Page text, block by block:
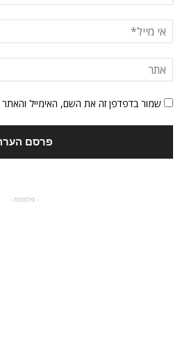
שמור בדפדפן זה את השם, האימייל
- פרסומת -